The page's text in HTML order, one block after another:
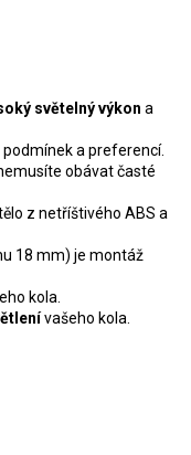
světelný výkon a
a preferencí.
obávat časté
z netříštivého ABS a
18 mm) je montáž
kola.
vašeho kola.